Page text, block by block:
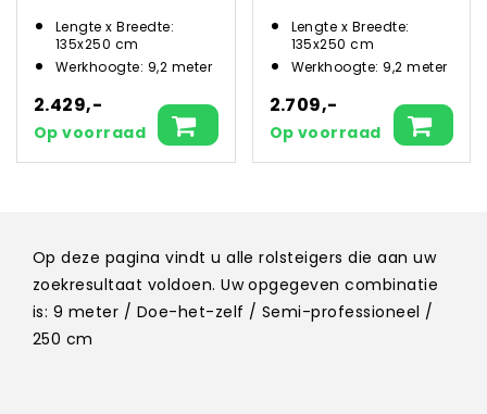
Lengte x Breedte:
135x250 cm
Werkhoogte: 9,2 meter
2.429,-
Op voorraad
Lengte x Breedte:
135x250 cm
Werkhoogte: 9,2 meter
2.709,-
Op voorraad
Op deze pagina vindt u alle rolsteigers die aan uw
zoekresultaat voldoen. Uw opgegeven combinatie
is: 9 meter / Doe-het-zelf / Semi-professioneel /
250 cm